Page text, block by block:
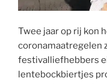
Twee jaar op rij kon
coronamaatregelen
festivalliefhebbers
lentebockbiertjes